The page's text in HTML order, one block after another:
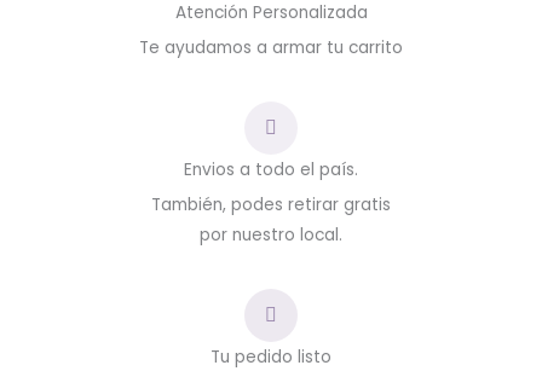
Atención Personalizada
Te ayudamos a armar tu carrito
Envios a todo el país.
También, podes retirar gratis
por nuestro local.
Tu pedido listo